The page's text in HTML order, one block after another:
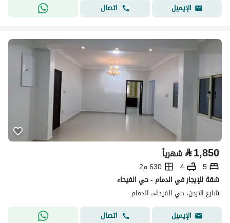
الإيميل
اتصال
⃁1,850 شهرياً
5
4
630 م2
شقة للإيجار في الدمام - حي الفيحاء
شارع الاردن، حي الفيحاء، الدمام
الإيميل
اتصال